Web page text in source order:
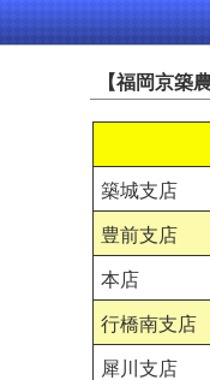
【福岡京築
築城支店
豊前支店
本店
行橋南支店
犀川支店